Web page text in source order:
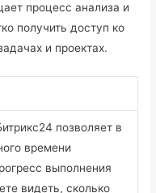
процесс анализа и
получить доступ ко
и проектах.
позволяет в
времени
выполнения
видеть, сколько